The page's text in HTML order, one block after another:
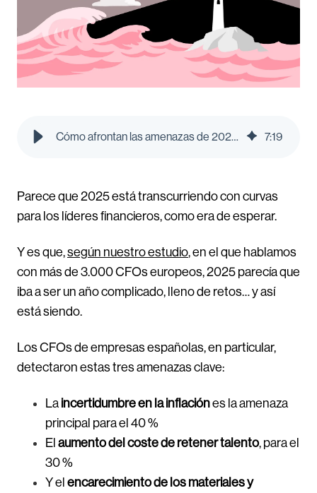
Cómo afrontan las amenazas de 2025 los CFOs españoles 7:19
Parece que 2025 está transcurriendo con curvas
para los líderes financieros, como era de esperar.
Y es que,según nuestro estudio, en el que hablamos
con más de 3.000 CFOs europeos, 2025 parecía que
iba a ser un año complicado, lleno de retos… y así
está siendo.
Los CFOs de empresas españolas, en particular,
detectaron estas tres amenazas clave:
La incertidumbre en la inflaciónes la amenaza
principal para el 40 %
El aumento del coste de retener talento, para el
30 %
Y el encarecimiento de los materiales y